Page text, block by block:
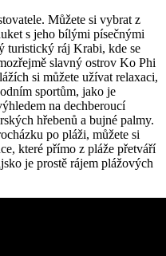
Můžete si vybrat z
s jeho bílými písečnými
turistický ráj Krabi, kde se
slavný ostrov Ko Phi
si můžete užívat relaxaci,
sportům, jako je
na dechberoucí
hřebenů a bujné palmy.
po pláži, můžete si
které přímo z pláže přetváří
je prostě rájem plážových